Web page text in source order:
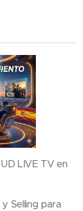
LIVE TV en
Selling para